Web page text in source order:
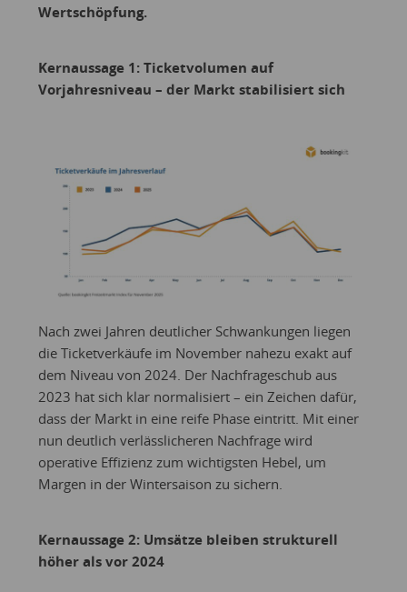
Wertschöpfung.
Kernaussage 1: Ticketvolumen auf
Vorjahresniveau – der Markt stabilisiert sich
Nach zwei Jahren deutlicher Schwankungen liegen
die Ticketverkäufe im November nahezu exakt auf
dem Niveau von 2024. Der Nachfrageschub aus
2023 hat sich klar normalisiert – ein Zeichen dafür,
dass der Markt in eine reife Phase eintritt. Mit einer
nun deutlich verlässlicheren Nachfrage wird
operative Effizienz zum wichtigsten Hebel, um
Margen in der Wintersaison zu sichern.
Kernaussage 2: Umsätze bleiben strukturell
höher als vor 2024